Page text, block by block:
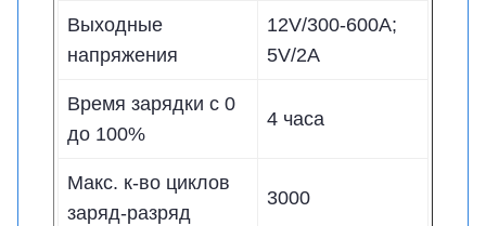
Выходные
напряжения
12V/300-600A;
5V/2A
Время зарядки с 0
до 100%
4 часа
Макс. к-во циклов
заряд-разряд
3000